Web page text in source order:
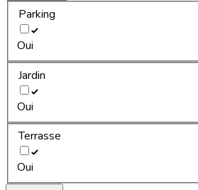
Parking
Oui
Jardin
Oui
Terrasse
Oui